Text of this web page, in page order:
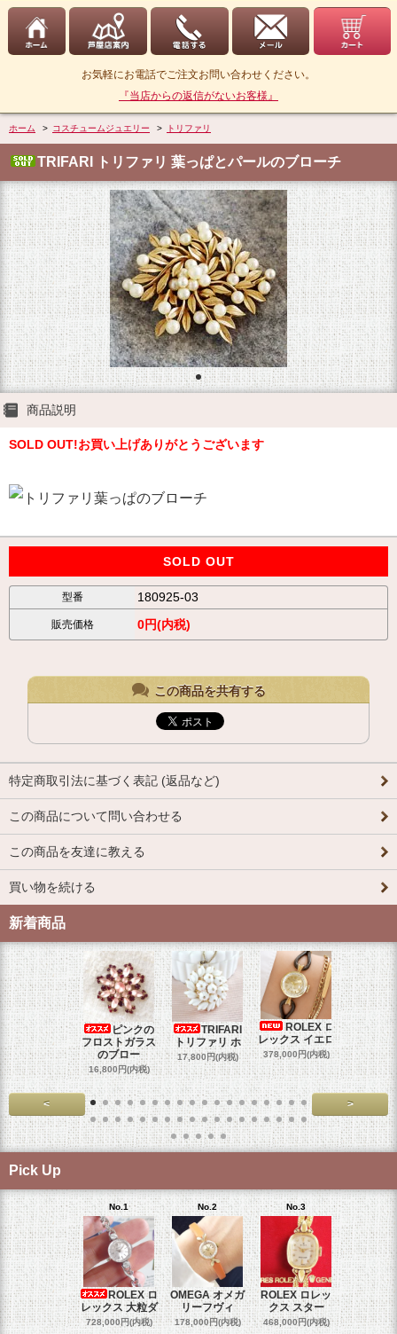
お気軽にお電話でご注文お問い合わせください。
『当店からの返信がないお客様』
ホーム > コスチュームジュエリー > トリファリ
TRIFARI トリファリ 葉っぱとパールのブローチ
商品説明
SOLD OUT!お買い上げありがとうございます
SOLD OUT
型番 180925-03
販売価格 0円(内税)
この商品を共有する
特定商取引法に基づく表記 (返品など)
この商品について問い合わせる
この商品を友達に教える
買い物を続ける
新着商品
ピンクの
フロストガラス
のブロー
16,800円(内税)
TRIFARI
トリファリ ホ
17,800円(内税)
ROLEX ロ
レックス イエロ
378,000円(内税)
ジュリア
29,000円(
< >
Pick Up
No.1
ROLEX ロ
レックス 大粒ダ
728,000円(内税)
No.2
OMEGA オメガ
リーフヴィ
178,000円(内税)
No.3
ROLEX ロレッ
クス スター
468,000円(内税)
No.4
ROLEX
クス
458,000円